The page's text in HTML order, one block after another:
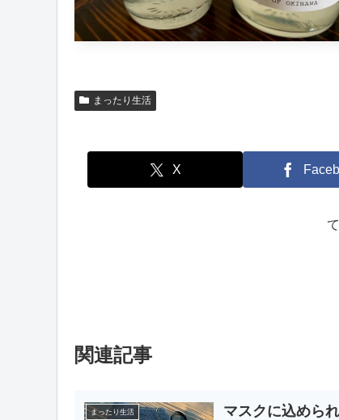
まったり生活
X
関連記事
まったり生活 マスクに込めら